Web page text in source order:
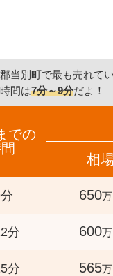
当別町で最も売れて
間は7分～9分だよ！
での
相
650
分 600
分 565